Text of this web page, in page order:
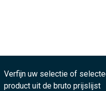
Verfijn uw selectie of
product uit de bruto prijslijst